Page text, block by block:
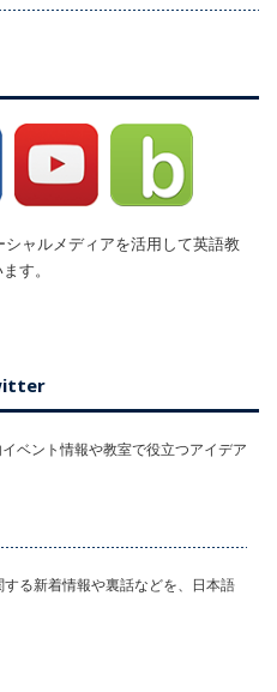
ャルメディアを活用して英語教
す。
ベント情報や教室で役立つアイデア
る新着情報や裏話などを、日本語